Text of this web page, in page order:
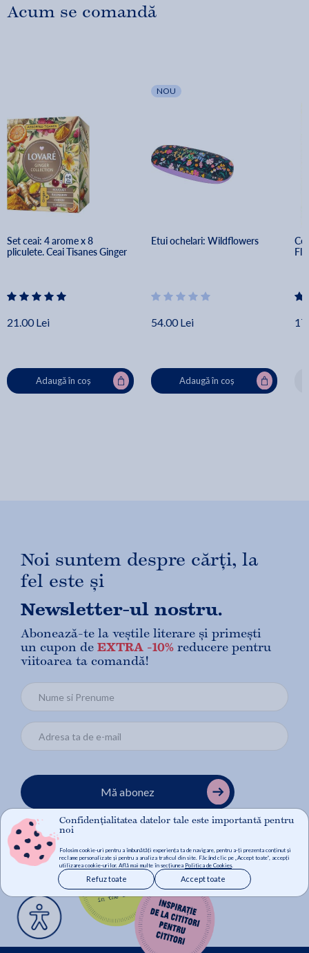
Confidențialitatea datelor tale este importantă pentru
noi
Folosim cookie-uri pentru a îmbunătăți experiența ta de navigare, pentru a-ți prezenta conținut și
reclame personalizate și pentru a analiza traficul din site. Făcând clic pe „Accept toate”, accepți
utilizarea cookie-urilor. Află mai multe în secțiunea Politica de Cookies.
Accept toate
Refuz toate
Acum se comandă
Set ceai: 4 arome x 8
pliculete. Ceai Tisanes Ginger
21.00 Lei
Adaugă în coș
NOU
Etui ochelari: Wildflowers
54.00 Lei
Adaugă în coș
Noi suntem despre cărți, la
fel este și
Newsletter-ul nostru.
Abonează-te la veștile literare și primești
un cupon de EXTRA -10% reducere pentru
viitoarea ta comandă!
Mă abonez